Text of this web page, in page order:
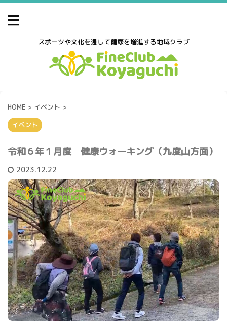
スポーツや文化を通して健康を増進する地域クラブ
HOME > イベント >
イベント
令和６年１月度 健康ウォーキング（九度山方面）
2023.12.22